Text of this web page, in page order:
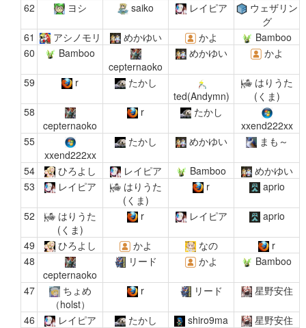
62
ヨシ saiko レイピア
ウェザリン
グ
61
アシノモリ めかゆい かよ
Bamboo
60
Bamboo
cepternaoko
めかゆい かよ
59 r
たかし
ted(Andymn)
はりうた
(くま)
58
cepternaoko
r
たかし
xxend222xx
55
xxend222xx
たかし めかゆい まも～
54 ひろよし レイピア Bamboo
めかゆい
53
レイピア
はりうた
(くま)
r aprio
52
はりうた
(くま)
r レイピア aprio
49 ひろよし かよ なの
r
48
cepternaoko
リード かよ Bamboo
47
ちょめ
（holst）
r リード 星野安住
46 レイピア たかし shiro9ma
星野安住